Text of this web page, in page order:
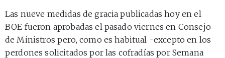
Las nueve medidas de gracia publicadas hoy en el
BOE fueron aprobadas el pasado viernes en Consejo
de Ministros pero, como es habitual -excepto en los
perdones solicitados por las cofradías por Semana